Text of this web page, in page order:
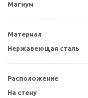
Магнум
Материал
Нержавеющая сталь
Расположение
На стену